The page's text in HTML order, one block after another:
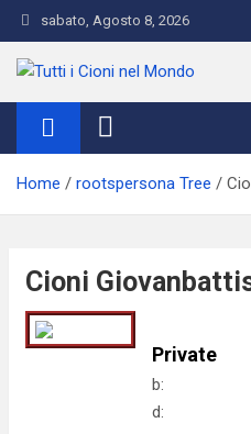
Skip
to
content
sabato, Agosto 8, 2026
Tutti i Cioni
Where Cioni`s come from
Home rootspersona Tree
Cioni
Private
b:
d: